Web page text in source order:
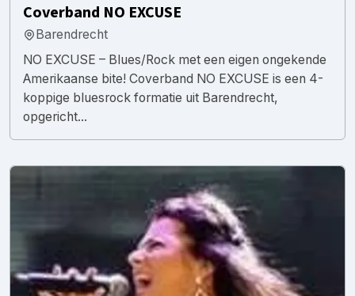
Coverband NO EXCUSE
Barendrecht
NO EXCUSE – Blues/Rock met een eigen ongekende
Amerikaanse bite! Coverband NO EXCUSE is een 4-
koppige bluesrock formatie uit Barendrecht,
opgericht...